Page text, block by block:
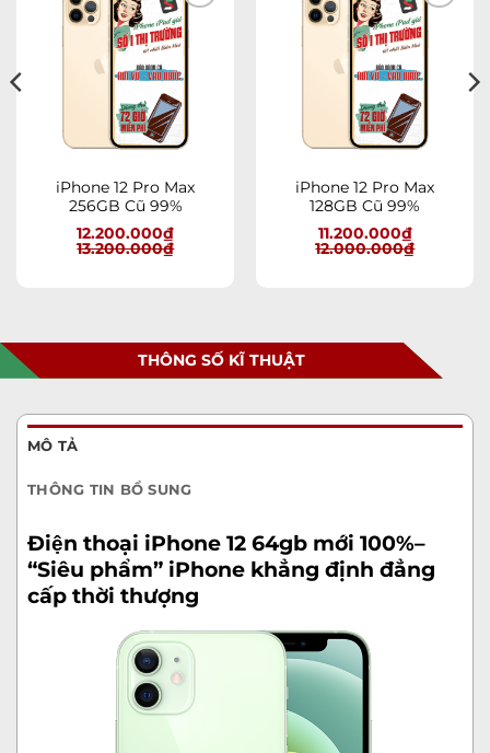
Add to
wishlist
iPhone 12 Pro Max
256GB Cũ 99%
12.200.000₫
13.200.000₫
Add to
wishlist
iPhone 12 Pro Max
128GB Cũ 99%
11.200.000₫
12.000.000₫
THÔNG SỐ KĨ THUẬT
MÔ TẢ
THÔNG TIN BỔ SUNG
Điện thoại iPhone 12 64gb mới 100%–
“Siêu phẩm” iPhone khẳng định đẳng
cấp thời thượng